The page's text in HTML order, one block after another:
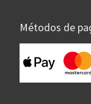
Métodos de